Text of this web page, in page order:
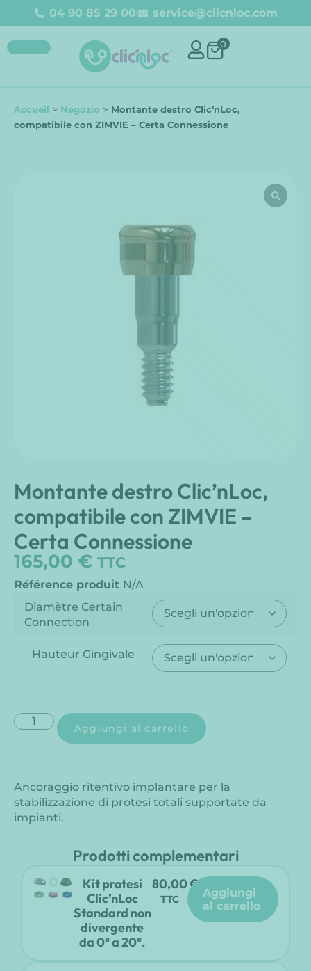
04 90 85 29 00 service@clicnloc.com
0
Accueil > Negozio > Montante destro Clic’nLoc,
compatibile con ZIMVIE – Certa Connessione
Montante destro Clic’nLoc,
compatibile con ZIMVIE –
Certa Connessione
165,00 € TTC
Référence produit N/A
Diamètre Certain
Connection
Hauteur Gingivale
Aggiungi al carrello
Ancoraggio ritentivo implantare per la
stabilizzazione di protesi totali supportate da
impianti.
Prodotti complementari
Kit protesi
Clic’nLoc
Standard non
divergente
da 0° a 20°.
80,00€
TTC
aggiungi
al carrello